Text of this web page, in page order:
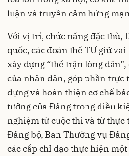
luận và truyền cảm hứng
Với vị trí, chức năng đặc thù,
quốc, các đoàn thể TƯ giữ
xây dựng “thế trận lòng
của nhân dân, góp phần trực
dựng và hoàn thiện cơ chế
tưởng của Đảng trong điều
nghiệm từ cuộc thi và từ thực
Đảng bộ, Ban Thường vụ
các cấp chỉ đạo thực hiện